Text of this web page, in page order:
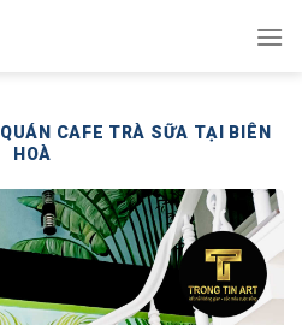
CAFE TRÀ SỮA TẠI BIÊN
HOÀ